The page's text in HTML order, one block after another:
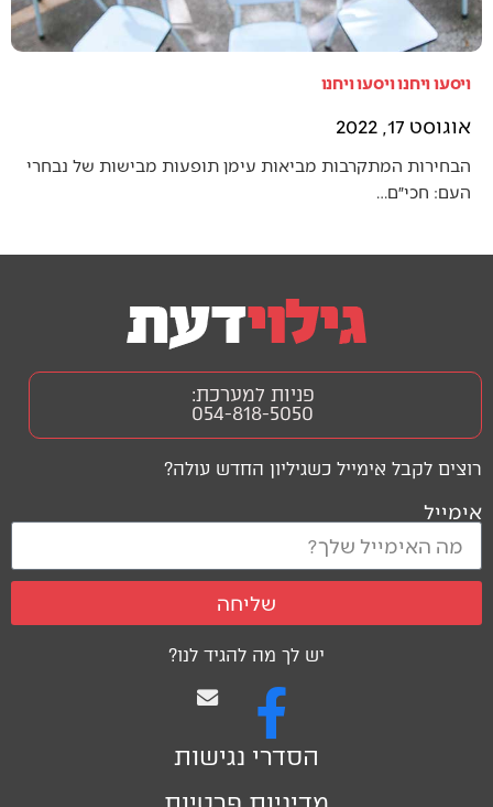
ויסעו ויחנו ויסעו ויחנו
אוגוסט 17, 2022
הבחירות המתקרבות מביאות עימן תופעות מבישות של נבחרי
העם: חכי״ם…
יש לך מה להגיד לנו?
הסדרי נגישות
רוצים לקבל אימייל כשגיליון החדש עולה?
אימייל
שליחה
פניות למערכת:
054-818-5050